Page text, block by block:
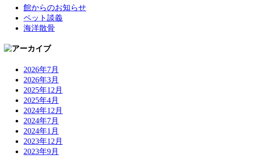
館からのお知らせ
ペット談義
海洋散骨
2026年7月
2026年3月
2025年12月
2025年4月
2024年12月
2024年7月
2024年1月
2023年12月
2023年9月